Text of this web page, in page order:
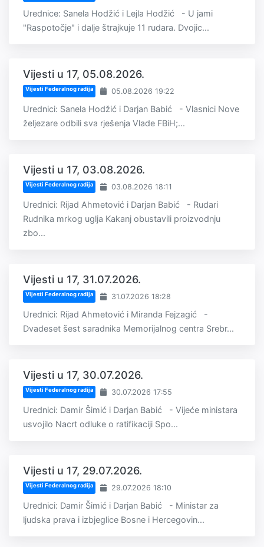
Urednice: Sanela Hodžić i Lejla Hodžić - U jami
"Raspotočje" i dalje štrajkuje 11 rudara. Dvojic...
Vijesti u 17, 05.08.2026.
Vijesti Federalnog radija 05.08.2026 19:22
Urednici: Sanela Hodžić i Darjan Babić - Vlasnici Nove
željezare odbili sva rješenja Vlade FBiH;...
Vijesti u 17, 03.08.2026.
Vijesti Federalnog radija 03.08.2026 18:11
Urednici: Rijad Ahmetović i Darjan Babić - Rudari
Rudnika mrkog uglja Kakanj obustavili proizvodnju
zbo...
Vijesti u 17, 31.07.2026.
Vijesti Federalnog radija 31.07.2026 18:28
Urednici: Rijad Ahmetović i Miranda Fejzagić -
Dvadeset šest saradnika Memorijalnog centra Srebr...
Vijesti u 17, 30.07.2026.
Vijesti Federalnog radija 30.07.2026 17:55
Urednici: Damir Šimić i Darjan Babić - Vijeće ministara
usvojilo Nacrt odluke o ratifikaciji Spo...
Vijesti u 17, 29.07.2026.
Vijesti Federalnog radija 29.07.2026 18:10
Urednici: Damir Šimić i Darjan Babić - Ministar za
ljudska prava i izbjeglice Bosne i Hercegovin...